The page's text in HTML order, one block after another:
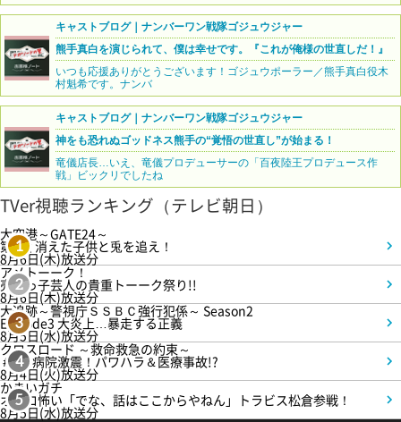
キャストブログ｜ナンバーワン戦隊ゴジュウジャー
熊手真白を演じられて、僕は幸せです。『これが俺様の世直しだ！』
いつも応援ありがとうございます！ゴジュウポーラー／熊手真白役木
村魁希です。ナンバ
キャストブログ｜ナンバーワン戦隊ゴジュウジャー
神をも恐れぬゴッドネス熊手の“覚悟の世直し”が始まる！
竜儀店長…いえ、竜儀プロデューサーの「百夜陸王プロデュース作
戦」ビックリでしたね
TVer視聴ランキング（テレビ朝日）
1
大空港～GATE24～
第3話 消えた子供と兎を追え！
8月6日(木)放送分
2
アメトーーク！
売れっ子芸人の貴重トーーク祭り!!
8月6日(木)放送分
3
大追跡～警視庁ＳＳＢＣ強行犯係～ Season2
Episode3 大炎上…暴走する正義
8月5日(水)放送分
4
クロスロード ～救命救急の約束～
＃5 病院激震！パワハラ＆医療事故!?
8月4日(火)放送分
5
かまいガチ
オモロ怖い「でな、話はここからやねん」トラビス松倉参戦！
8月5日(水)放送分